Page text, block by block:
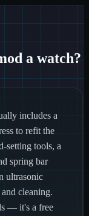
a watch?
includes a
to refit the
setting tools, a
spring bar
ultrasonic
cleaning.
— it's a free